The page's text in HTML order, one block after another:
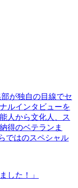
が独自の目線でセ
ルインタビューを
人から文化人、ス
得のベテランま
ではのスペシャル
した！」